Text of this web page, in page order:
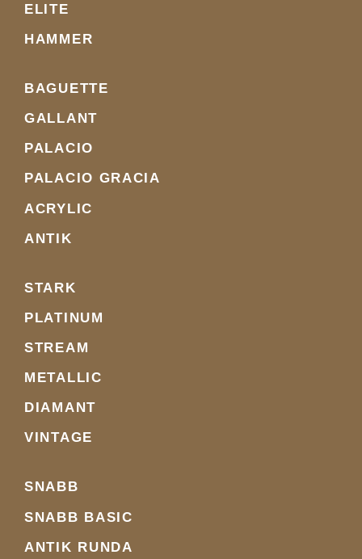
ELITE
HAMMER
BAGUETTE
GALLANT
PALACIO
PALACIO GRACIA
ACRYLIC
ANTIK
STARK
PLATINUM
STREAM
METALLIC
DIAMANT
VINTAGE
SNABB
SNABB BASIC
ANTIK RUNDA